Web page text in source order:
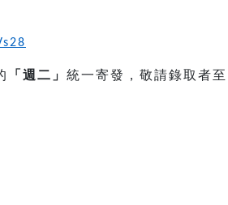
「週二」 統一寄發，敬請錄取者